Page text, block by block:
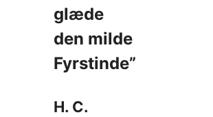
glæde
den milde
Fyrstinde”
H. C.